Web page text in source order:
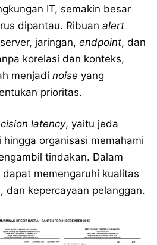
IT, semakin besar
dipantau. Ribuan alert
jaringan, endpoint, dan
korelasi dan konteks,
menjadi noise yang
prioritas.
latency, yaitu jeda
organisasi memahami
tindakan. Dalam
memengaruhi kualitas
dan kepercayaan pelanggan.